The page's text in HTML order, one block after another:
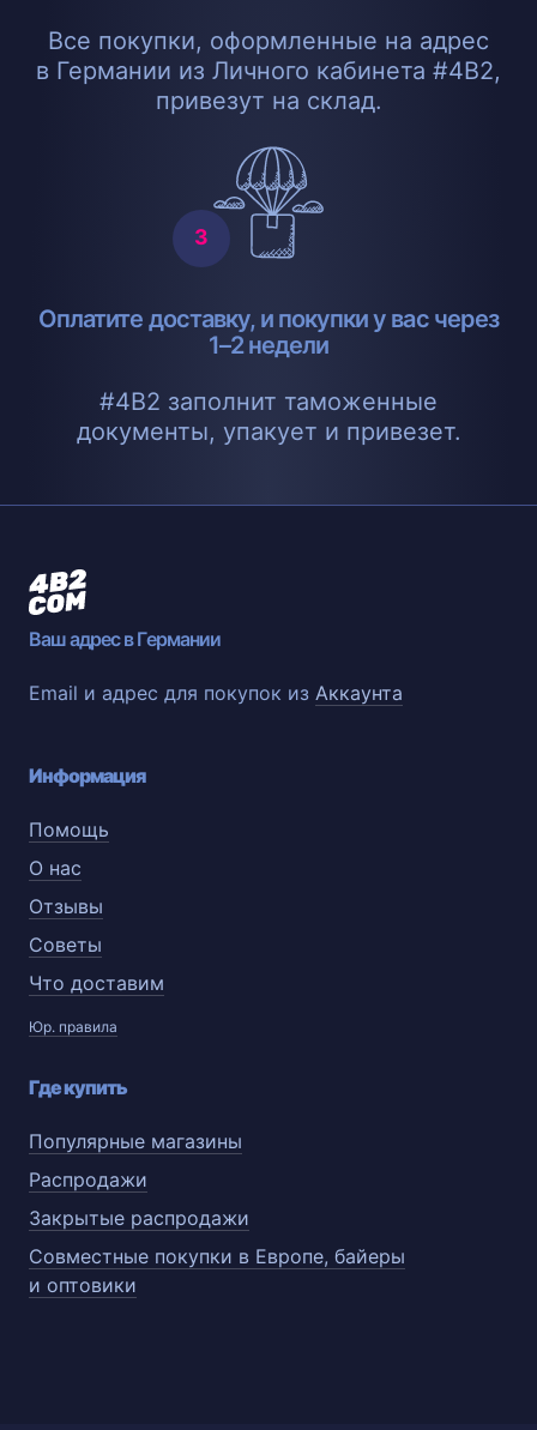
Все покупки, оформленные на адрес
в Германии из Личного кабинета #4B2,
привезут на склад.
Оплатите доставку, и покупки у вас через
1–2 недели
#4B2 заполнит таможенные
документы, упакует и привезет.
Ваш адрес в Германии
Email и адрес для покупок из Аккаунта
Информация
Помощь
О нас
Отзывы
Советы
Что доставим
Юр. правила
Где купить
Популярные магазины
Распродажи
Закрытые распродажи
Совместные покупки в Европе, байеры
и оптовики